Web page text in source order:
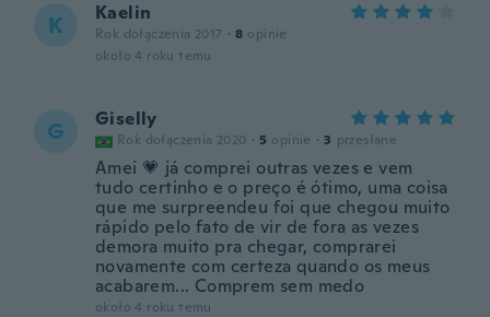
K Kaelin
Rok dołączenia 2017 · 8 opinie
około 4 roku temu
G Giselly
Rok dołączenia 2020 · 5 opinie · 3 przesłane
Amei 💗 já comprei outras vezes e vem
tudo certinho e o preço é ótimo, uma coisa
que me surpreendeu foi que chegou muito
rápido pelo fato de vir de fora as vezes
demora muito pra chegar, comprarei
novamente com certeza quando os meus
acabarem... Comprem sem medo
około 4 roku temu